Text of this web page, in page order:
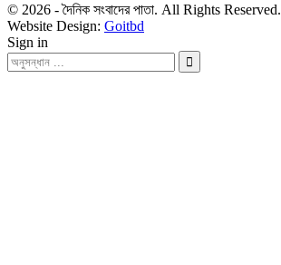
© 2026 - দৈনিক সংবাদের পাতা. All Rights Reserved.
Website Design: Goitbd
Sign in